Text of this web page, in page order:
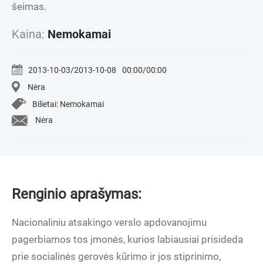
šeimas.
Kaina: Nemokamai
2013-10-03/2013-10-08
00:00/00:00
Nėra
Bilietai: Nemokamai
Nėra
Renginio aprašymas:
Nacionaliniu atsakingo verslo apdovanojimu
pagerbiamos tos įmonės, kurios labiausiai prisideda
prie socialinės gerovės kūrimo ir jos stiprinimo,